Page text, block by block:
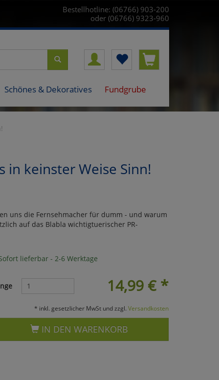
Bestellhotline: (06766) 903-200
oder (06766) 9323-960
Schönes & Dekoratives Fundgrube
in keinster Weise Sinn!
uns die Fernsehmacher für dumm - und warum
auf das Blabla wichtigtuerischer PR-
lieferbar - 2-6 Werktage
14,99 €*
* inkl. gesetzlicher MwSt und zzgl. Versandkosten
IN DEN WARENKORB